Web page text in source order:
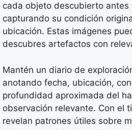
cada objeto descubierto antes
capturando su condición
ubicación. Estas imágenes
descubres artefactos con
Mantén un diario de
anotando fecha, ubicación,
profundidad aproximada del
observación relevante. Con el
revelan patrones útiles sobre